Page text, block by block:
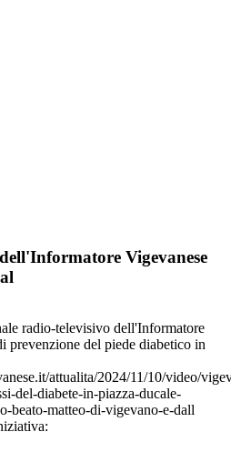
Vigevanese
radio-televisivo dell'Informatore
prevenzione del piede diabetico in
attualita/2024/11/10/video/
del-diabete-in-piazza-ducale-
beato-matteo-di-vigevano-e-dall